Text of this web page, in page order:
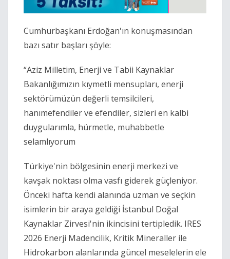
Cumhurbaşkanı Erdoğan'ın konuşmasından
bazı satır başları şöyle:
“Aziz Milletim, Enerji ve Tabii Kaynaklar
Bakanlığımızın kıymetli mensupları, enerji
sektörümüzün değerli temsilcileri,
hanımefendiler ve efendiler, sizleri en kalbi
duygularımla, hürmetle, muhabbetle
selamlıyorum
Türkiye'nin bölgesinin enerji merkezi ve
kavşak noktası olma vasfı giderek güçleniyor.
Önceki hafta kendi alanında uzman ve seçkin
isimlerin bir araya geldiği İstanbul Doğal
Kaynaklar Zirvesi'nin ikincisini tertipledik. IRES
2026 Enerji Madencilik, Kritik Mineraller ile
Hidrokarbon alanlarında güncel meselelerin ele